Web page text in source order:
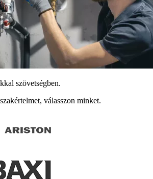
szövetségben.
válasszon minket.